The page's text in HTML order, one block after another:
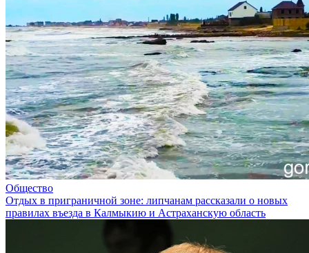
Общество
Отдых в приграничной зоне: липчанам рассказали о новых
правилах въезда в Калмыкию и Астраханскую область